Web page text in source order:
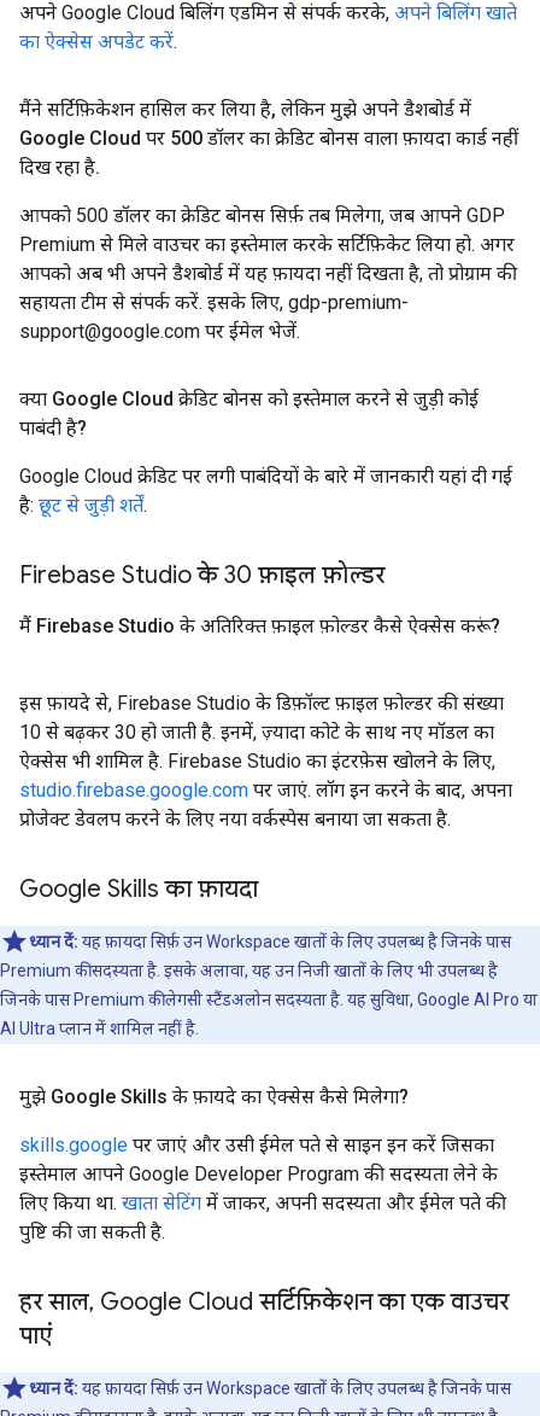
अपने Google Cloud बिलिंग एडमिन से संपर्क करके, अपने बिलिंग खाते
का ऐक्सेस अपडेट करें.
मैंने सर्टिफ़िकेशन हासिल कर लिया है, लेकिन मुझे अपने डैशबोर्ड में
Google Cloud पर 500 डॉलर का क्रेडिट बोनस वाला फ़ायदा कार्ड नहीं
दिख रहा है.
आपको 500 डॉलर का क्रेडिट बोनस सिर्फ़ तब मिलेगा, जब आपने GDP
Premium से मिले वाउचर का इस्तेमाल करके सर्टिफ़िकेट लिया हो. अगर
आपको अब भी अपने डैशबोर्ड में यह फ़ायदा नहीं दिखता है, तो प्रोग्राम की
सहायता टीम से संपर्क करें. इसके लिए, gdp-premium-
support@google.com पर ईमेल भेजें.
क्या Google Cloud क्रेडिट बोनस को इस्तेमाल करने से जुड़ी कोई
पाबंदी है?
Google Cloud क्रेडिट पर लगी पाबंदियों के बारे में जानकारी यहां दी गई
है: छूट से जुड़ी शर्तें.
Firebase Studio के 30 फ़ाइल फ़ोल्डर
मैं Firebase Studio के अतिरिक्त फ़ाइल फ़ोल्डर कैसे ऐक्सेस करूं?
इस फ़ायदे से, Firebase Studio के डिफ़ॉल्ट फ़ाइल फ़ोल्डर की संख्या
10 से बढ़कर 30 हो जाती है. इनमें, ज़्यादा कोटे के साथ नए मॉडल का
ऐक्सेस भी शामिल है. Firebase Studio का इंटरफ़ेस खोलने के लिए,
studio.firebase.google.com पर जाएं. लॉग इन करने के बाद, अपना
प्रोजेक्ट डेवलप करने के लिए नया वर्कस्पेस बनाया जा सकता है.
Google Skills का फ़ायदा
ध्यान दें: यह फ़ायदा सिर्फ़ उन Workspace खातों के लिए उपलब्ध है जिनके पास
Premium की सदस्यता है. इसके अलावा, यह उन निजी खातों के लिए भी उपलब्ध है
जिनके पास Premium की लेगसी स्टैंडअलोन सदस्यता है. यह सुविधा, Google AI Pro या
AI Ultra प्लान में शामिल नहीं है.
मुझे Google Skills के फ़ायदे का ऐक्सेस कैसे मिलेगा?
skills.google पर जाएं और उसी ईमेल पते से साइन इन करें जिसका
इस्तेमाल आपने Google Developer Program की सदस्यता लेने के
लिए किया था. खाता सेटिंग में जाकर, अपनी सदस्यता और ईमेल पते की
पुष्टि की जा सकती है.
हर साल, Google Cloud सर्टिफ़िकेशन का एक वाउचर
पाएं
ध्यान दें: यह फ़ायदा सिर्फ़ उन Workspace खातों के लिए उपलब्ध है जिनके पास